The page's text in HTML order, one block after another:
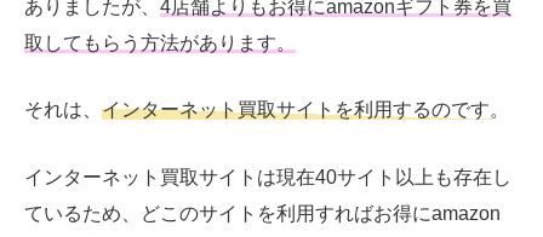
ありましたが、 4店舗よりもお得にamazonギフト券を買
取してもらう方法があります。
それは、 インターネット買取サイトを利用するのです。
インターネット買取サイトは現在40サイト以上も存在し
ているため、どこのサイトを利用すればお得にamazon